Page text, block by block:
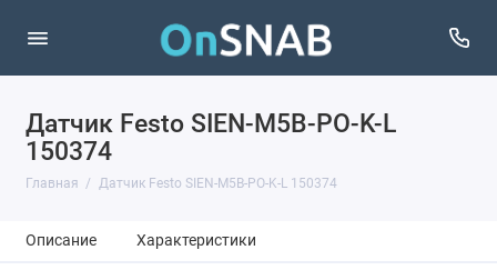
Датчик Festo SIEN-M5B-PO-K-L
150374
Главная Датчик Festo SIEN-M5B-PO-K-L 150374
Описание Характеристики